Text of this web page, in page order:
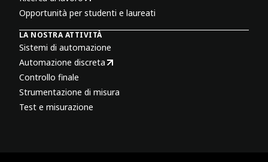
Opportunità per studenti e laureati
LA NOSTRA ATTIVITÀ
Sistemi di automazione
Automazione discreta
Controllo finale
Strumentazione di misura
Test e misurazione